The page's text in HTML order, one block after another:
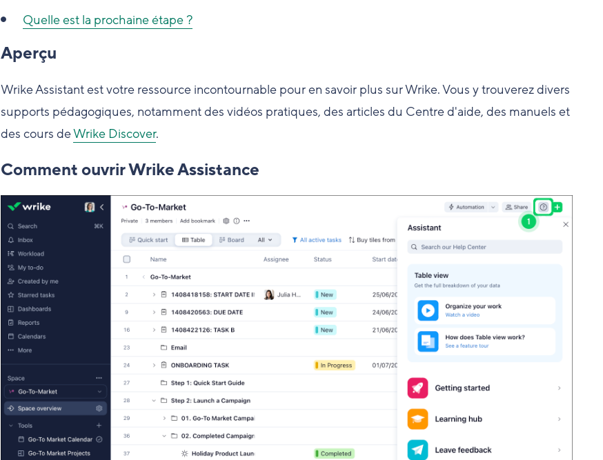
Quelle est la prochaine étape ?
Aperçu
Wrike Assistant est votre ressource incontournable pour en savoir plus sur Wrike. Vous y trouverez divers
supports pédagogiques, notamment des vidéos pratiques, des articles du Centre d'aide, des manuels et
des cours deWrike Discover.
Comment ouvrir Wrike Assistance